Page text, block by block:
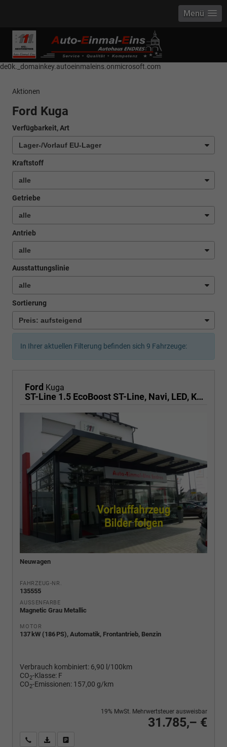
------------ Host Name : selector1._domainkey Points to address or value:
selector1-aee-de0k._domainkey.autoeinmaleins.onmicrosoft.com Host
Name : selector2._domainkey Points to address or value: selector2-aee-
de0k._domainkey.autoeinmaleins.onmicrosoft.com
Menü
Aktionen
Ford Kuga
Verfügbarkeit, Art
Kraftstoff
Getriebe
Antrieb
Ausstattungslinie
Sortierung
In Ihrer aktuellen Filterung befinden sich 9 Fahrzeuge:
Ford Kuga
ST-Line 1.5 EcoBoost ST-Line, Navi, LED, Kamera, Winter, FS beheizbar
Neuwagen
FAHRZEUG-NR.
135555
AUSSENFARBE
Magnetic Grau Metallic
MOTOR
137 kW (186 PS), Automatik, Frontantrieb, Benzin
Verbrauch kombiniert: 6,90 l/100km
CO2-Klasse: F
CO2-Emissionen: 157,00 g/km
31.785,– €
19% MwSt. Mehrwertsteuer ausweisbar
Wir rufen Sie anPDF-Fahrzeugexposé drucken